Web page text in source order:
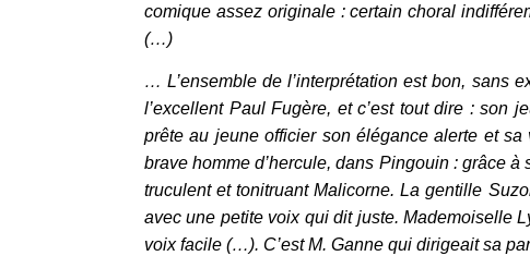
comique assez originale : certain choral
(…)
… L’ensemble de l’interprétation est bon, sans
l’excellent Paul Fugère, et c’est tout dire : son
prête au jeune officier son élégance alerte et
brave homme d’hercule, dans Pingouin : grâce
truculent et tonitruant Malicorne. La gentille
avec une petite voix qui dit juste. Mademoiselle
voix facile (…). C’est M. Ganne qui dirigeait sa